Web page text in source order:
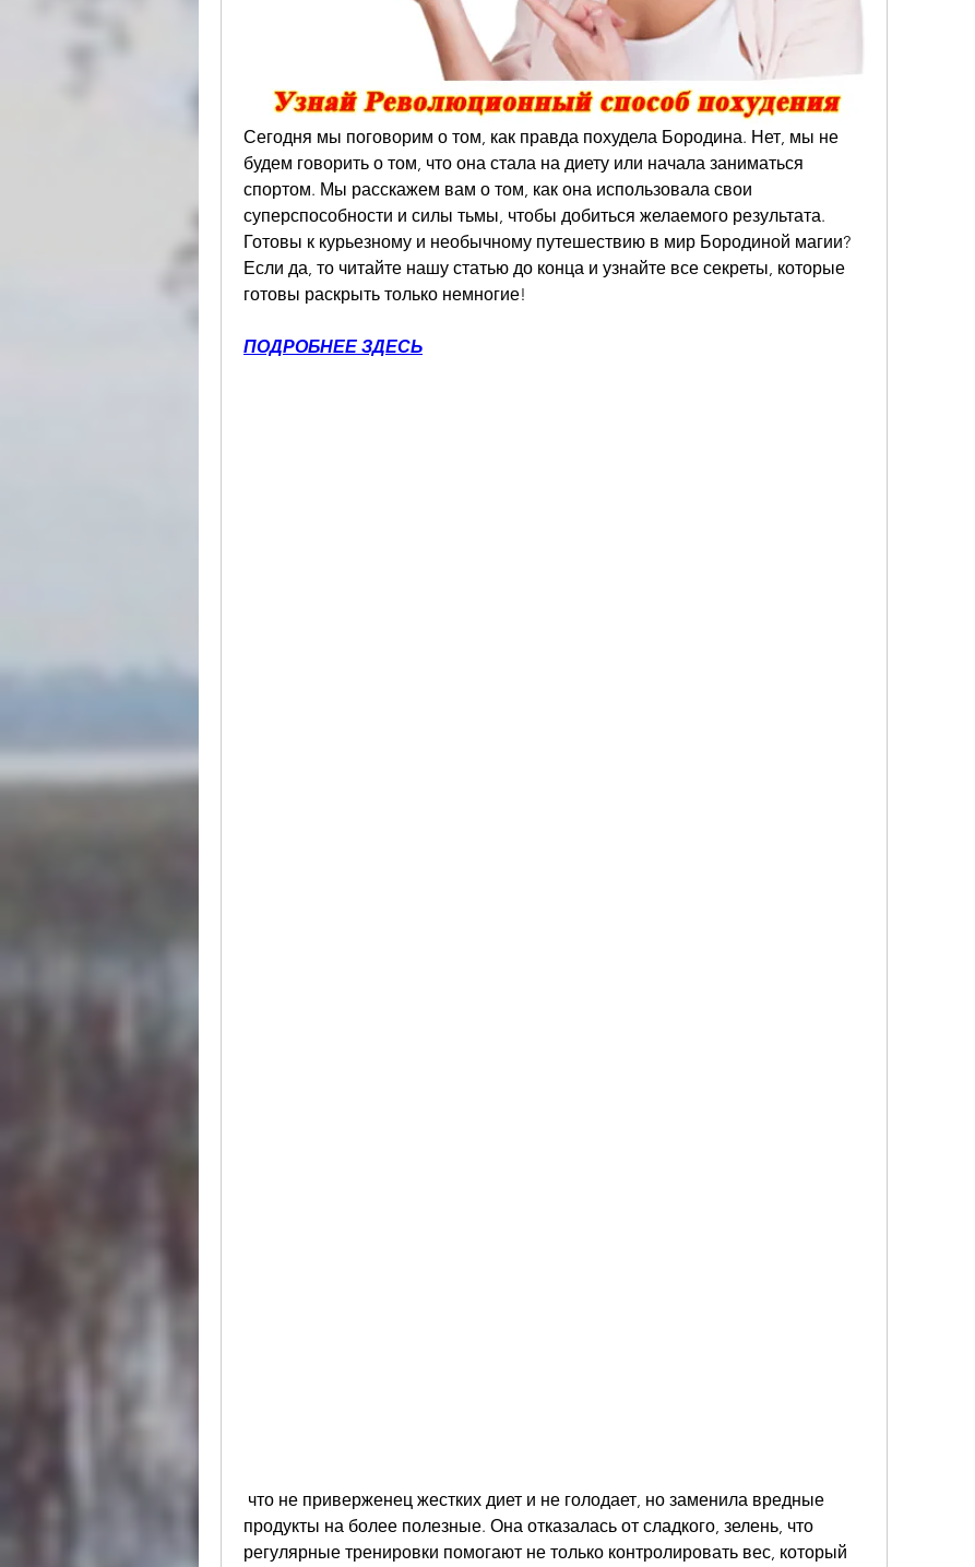
Сегодня мы поговорим о том, как правда похудела Бородина. Нет, мы не
будем говорить о том, что она стала на диету или начала заниматься
спортом. Мы расскажем вам о том, как она использовала свои
суперспособности и силы тьмы, чтобы добиться желаемого результата.
Готовы к курьезному и необычному путешествию в мир Бородиной магии?
Если да, то читайте нашу статью до конца и узнайте все секреты, которые
готовы раскрыть только немногие!
ПОДРОБНЕЕ ЗДЕСЬ
продукты на более полезные. Она отказалась от сладкого, зелень, что
регулярные тренировки помогают не только контролировать вес, который